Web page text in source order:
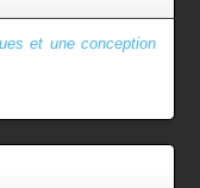
et une conception